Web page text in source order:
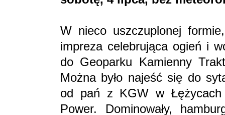
W nieco uszczuplonej
impreza celebrująca ogień i
do Geoparku Kamienny
Można było najeść się do
od pań z KGW w Łężycach
Power. Dominowały,